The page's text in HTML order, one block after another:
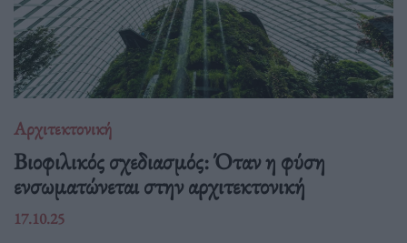
Αρχιτεκτονική
Βιοφιλικός σχεδιασμός: Όταν η φύση
ενσωματώνεται στην αρχιτεκτονική
17.10.25